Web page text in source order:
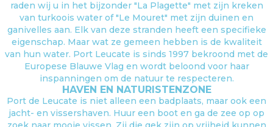
raden wij u in het bijzonder "La Plagette" met zijn kreken
van turkoois water of "Le Mouret" met zijn duinen en
ganivelles aan. Elk van deze stranden heeft een specifieke
eigenschap. Maar wat ze gemeen hebben is de kwaliteit
van hun water. Port Leucate is sinds 1997 bekroond met de
Europese Blauwe Vlag en wordt beloond voor haar
inspanningen om de natuur te respecteren.
HAVEN EN NATURISTENZONE
Port de Leucate is niet alleen een badplaats, maar ook een
jacht- en vissershaven. Huur een boot en ga de zee op op